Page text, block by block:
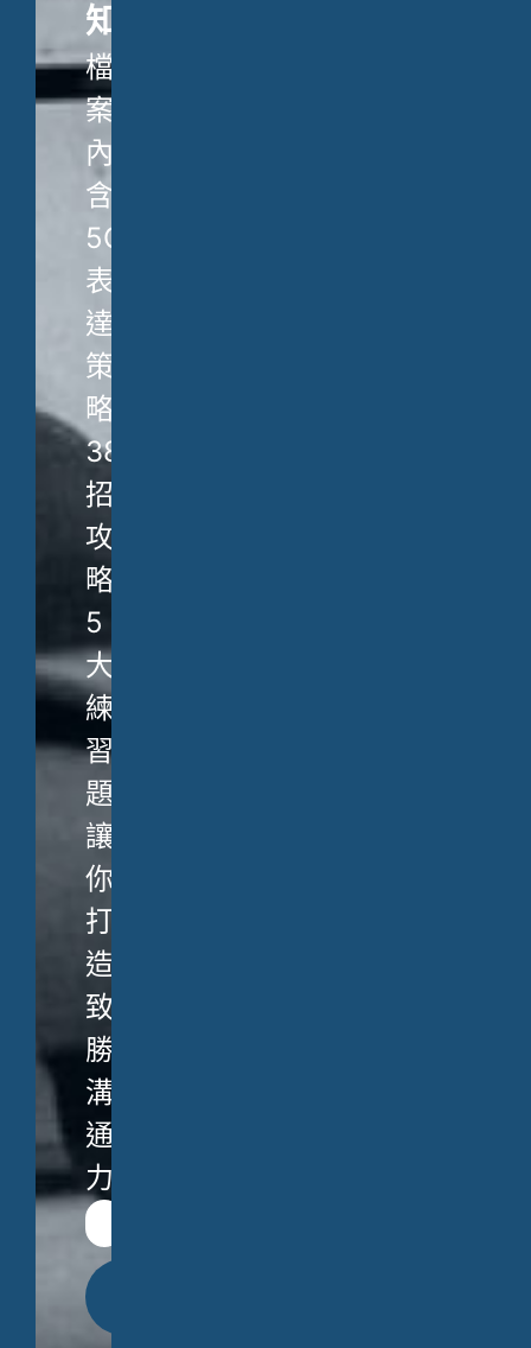
知
檔
案
內
含
5C
表
達
策
略、
38
招
攻
略、
5
大
練
習
題，
讓
你
打
造
致
勝
溝
通
力。